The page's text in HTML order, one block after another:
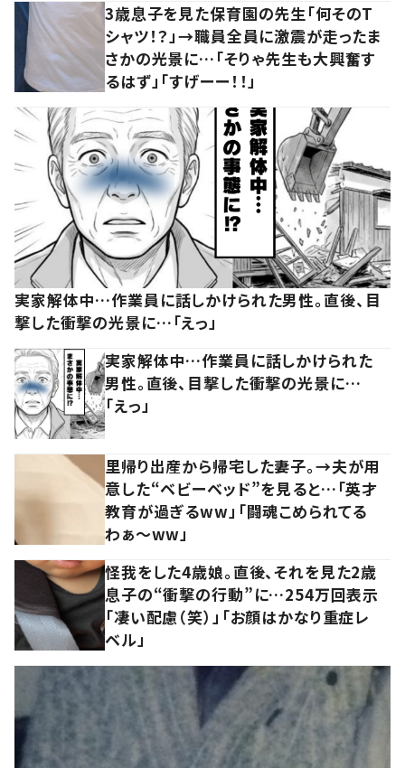
3歳息子を見た保育園の先生「何そのT
シャツ！？」→職員全員に激震が走ったま
さかの光景に…「そりゃ先生も大興奮す
るはず」「すげーー！！」
実家解体中…作業員に話しかけられた男性。直後、目
撃した衝撃の光景に…「えっ」
実家解体中…作業員に話しかけられた
男性。直後、目撃した衝撃の光景に…
「えっ」
里帰り出産から帰宅した妻子。→夫が用
意した“ベビーベッド”を見ると…「英才
教育が過ぎるww」「闘魂こめられてる
わぁ～ww」
怪我をした4歳娘。直後、それを見た2歳
息子の“衝撃の行動”に…254万回表示
「凄い配慮（笑）」「お顔はかなり重症レ
ベル」